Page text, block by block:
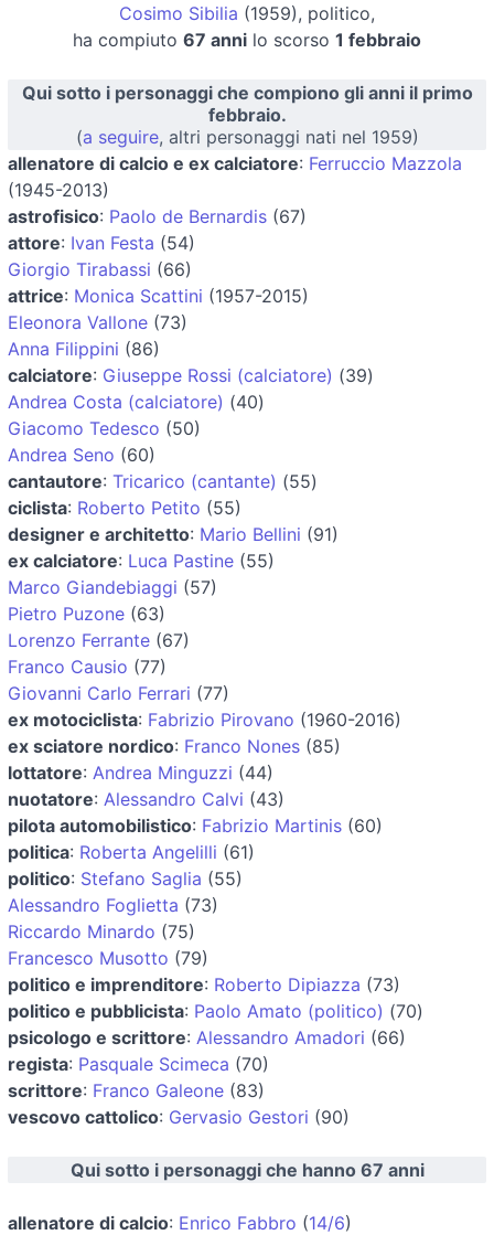
Cosimo Sibilia (1959), politico,
ha compiuto 67 anni lo scorso 1 febbraio
Qui sotto i personaggi che compiono gli anni il primo
febbraio.
(a seguire, altri personaggi nati nel 1959)
allenatore di calcio e ex calciatore: Ferruccio Mazzola
(1945-2013)
astrofisico: Paolo de Bernardis (67)
attore: Ivan Festa (54)
Giorgio Tirabassi (66)
attrice: Monica Scattini (1957-2015)
Eleonora Vallone (73)
Anna Filippini (86)
calciatore: Giuseppe Rossi (calciatore) (39)
Andrea Costa (calciatore) (40)
Giacomo Tedesco (50)
Andrea Seno (60)
cantautore: Tricarico (cantante) (55)
ciclista: Roberto Petito (55)
designer e architetto: Mario Bellini (91)
ex calciatore: Luca Pastine (55)
Marco Giandebiaggi (57)
Pietro Puzone (63)
Lorenzo Ferrante (67)
Franco Causio (77)
Giovanni Carlo Ferrari (77)
ex motociclista: Fabrizio Pirovano (1960-2016)
ex sciatore nordico: Franco Nones (85)
lottatore: Andrea Minguzzi (44)
nuotatore: Alessandro Calvi (43)
pilota automobilistico: Fabrizio Martinis (60)
politica: Roberta Angelilli (61)
politico: Stefano Saglia (55)
Alessandro Foglietta (73)
Riccardo Minardo (75)
Francesco Musotto (79)
politico e imprenditore: Roberto Dipiazza (73)
politico e pubblicista: Paolo Amato (politico) (70)
psicologo e scrittore: Alessandro Amadori (66)
regista: Pasquale Scimeca (70)
scrittore: Franco Galeone (83)
vescovo cattolico: Gervasio Gestori (90)
Qui sotto i personaggi che hanno 67 anni
allenatore di calcio: Enrico Fabbro (14/6)